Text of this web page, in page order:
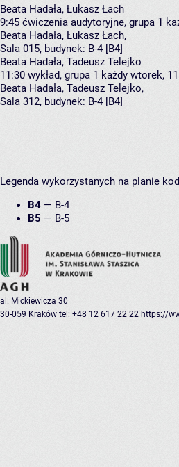
Beata Hadała, Łukasz Łach
9:45 ćwiczenia audytoryjne, grupa 1
Beata Hadała, Łukasz Łach,
Sala 015, budynek: B-4 [B4]
Beata Hadała, Tadeusz Telejko
11:30 wykład, grupa 1 każdy wtorek,
Beata Hadała, Tadeusz Telejko,
Sala 312, budynek: B-4 [B4]
Legenda wykorzystanych na planie
B4 — B-4
B5 — B-5
al. Mickiewicza 30
30-059 Kraków tel: +48 12 617 22 22 https://